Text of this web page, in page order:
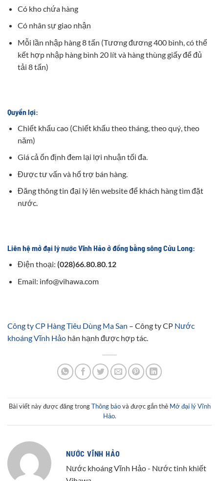
Có kho chứa hàng
Có nhân sự giao nhận
Mỗi lần nhập hàng 8 tấn (Tương đương 400 bình, có thể
kết hợp nhập hàng bình 20 lít và hàng thùng giấy để đủ
tải 8 tấn)
Quyền lợi:
Chiết khấu cao (Chiết khấu theo tháng, theo quý, theo
năm)
Giá cả ổn định đem lại lợi nhuận tối đa.
Được tư vấn và hổ trợ bán hàng.
Đăng thông tin đại lý lên website để khách hàng tìm đặt
nước.
Liên hệ mở đại lý nước Vĩnh Hảo ở đồng bằng sông Cửu Long:
Điện thoại: (028)66.80.80.12
Email: info@vihawa.com
Công ty CP Hàng Tiêu Dùng Ma San – Công ty CP Nước
khoáng Vĩnh Hảo hân hạnh được hợp tác.
Bài viết này được đăng trongThông báovà được gắn thẻ Mở đại lý Vĩnh
Hảo.
NƯỚC VĨNH HẢO
Nước khoáng Vĩnh Hảo - Nước tinh khiết